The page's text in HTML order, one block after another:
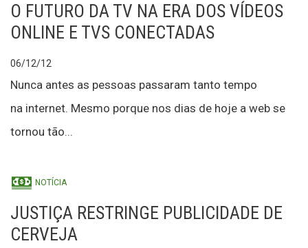
O FUTURO DA TV NA ERA DOS VÍDEOS
ONLINE E TVS CONECTADAS
06/12/12
Nunca antes as pessoas passaram tanto tempo
na internet. Mesmo porque nos dias de hoje a web se
tornou tão...
NOTÍCIA
JUSTIÇA RESTRINGE PUBLICIDADE DE
CERVEJA